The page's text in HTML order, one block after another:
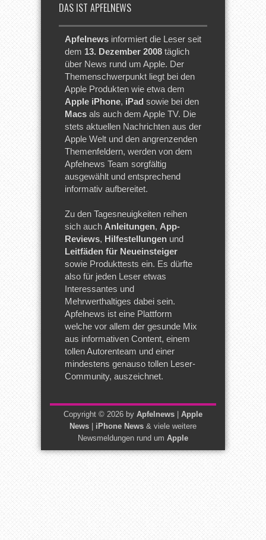
DAS IST APFELNEWS
Apfelnews informiert die Leser seit
dem 13. Dezember 2008 täglich
über News rund um Apple. Der
Themenschwerpunkt liegt bei den
Apple Produkten wie etwa dem
Apple iPhone, iPad sowie bei den
Macs als auch dem Apple TV. Die
stets aktuellen Nachrichten aus der
Apple Welt und den angrenzenden
Themenfeldern, werden von dem
Apfelnews Team sorgfältig
ausgewählt und entsprechend
informativ aufbereitet.
Zu den Tagesneuigkeiten reihen
sich auch Anleitungen, App-
Reviews, Hilfestellungen und
Leitfäden für Neueinsteiger
sowie Produkttests ein. Es dürfte
also für jeden Leser etwas
Interessantes und
Mehrwerthaltiges dabei sein.
Apfelnews ist eine Plattform
welche vor allem der gesunde Mix
aus informativen Content, einem
tollen Autorenteam und einer
mindestens genauso tollen Leser-
Community, auszeichnet.
Copyright © 2026 by Apfelnews
Apple
News
iPhone News & viele weitere
Newsmeldungen rund um Apple